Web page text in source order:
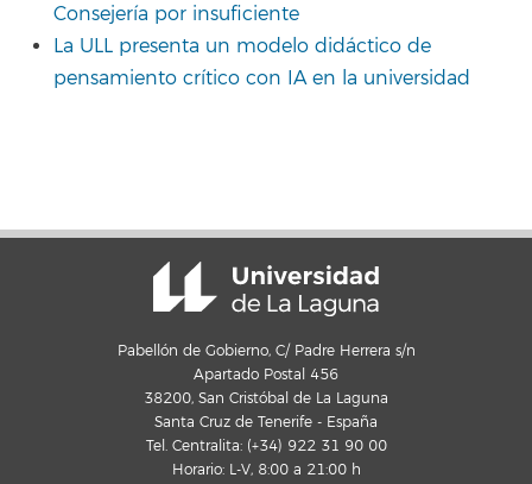
Consejería por insuficiente
La ULL presenta un modelo didáctico de
pensamiento crítico con IA en la universidad
Pabellón de Gobierno, C/ Padre Herrera s/n
Apartado Postal 456
38200, San Cristóbal de La Laguna
Santa Cruz de Tenerife - España
Tel. Centralita: (+34) 922 31 90 00
Horario: L-V, 8:00 a 21:00 h